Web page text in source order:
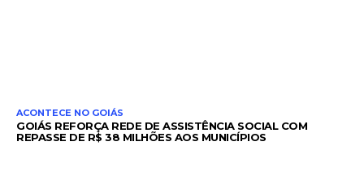
ACONTECE NO GOIÁS
GOIÁS REFORÇA REDE DE ASSISTÊNCIA SOCIAL COM
REPASSE DE R$ 38 MILHÕES AOS MUNICÍPIOS